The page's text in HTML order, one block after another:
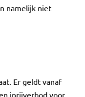
namelijk niet
Er geldt vanaf
inrijverbod voor